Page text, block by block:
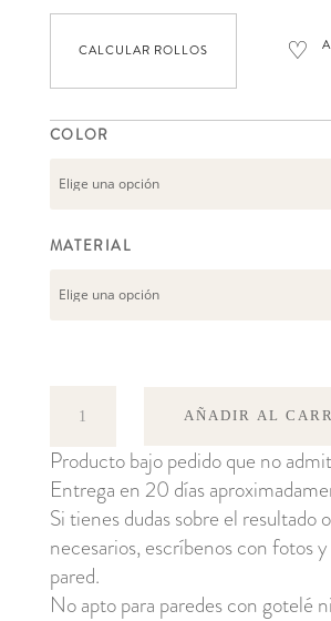
CALCULAR ROLLOS ♡
COLOR
MATERIAL
cantidad
AÑADIR AL
Producto bajo pedido que no
Entrega en 20 días
Si tienes dudas sobre el resultado
necesarios, escríbenos con fotos
pared.
No apto para paredes con gotelé